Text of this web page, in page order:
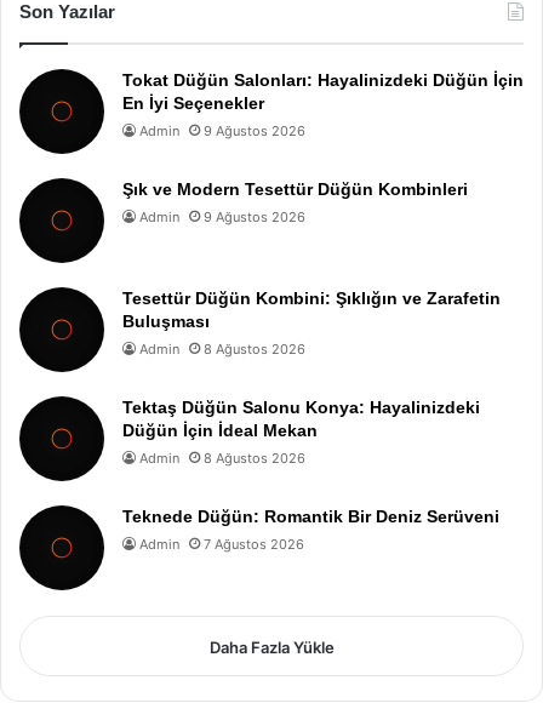
Son Yazılar
Tokat Düğün Salonları: Hayalinizdeki Düğün İçin
En İyi Seçenekler
Admin 9 Ağustos 2026
Şık ve Modern Tesettür Düğün Kombinleri
Admin 9 Ağustos 2026
Tesettür Düğün Kombini: Şıklığın ve Zarafetin
Buluşması
Admin 8 Ağustos 2026
Tektaş Düğün Salonu Konya: Hayalinizdeki
Düğün İçin İdeal Mekan
Admin 8 Ağustos 2026
Teknede Düğün: Romantik Bir Deniz Serüveni
Admin 7 Ağustos 2026
Daha Fazla Yükle